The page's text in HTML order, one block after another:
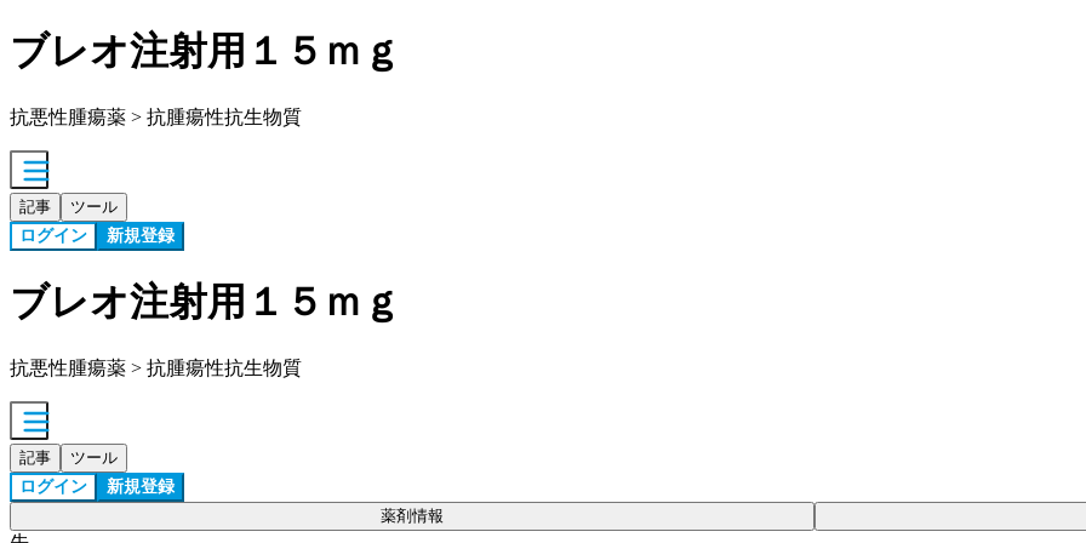
ブレオ注射用１５ｍｇ
抗悪性腫瘍薬 > 抗腫瘍性抗生物質
記事 ツール
ログイン 新規登録
ブレオ注射用１５ｍｇ
抗悪性腫瘍薬 > 抗腫瘍性抗生物質
記事 ツール
ログイン 新規登録
薬剤情報